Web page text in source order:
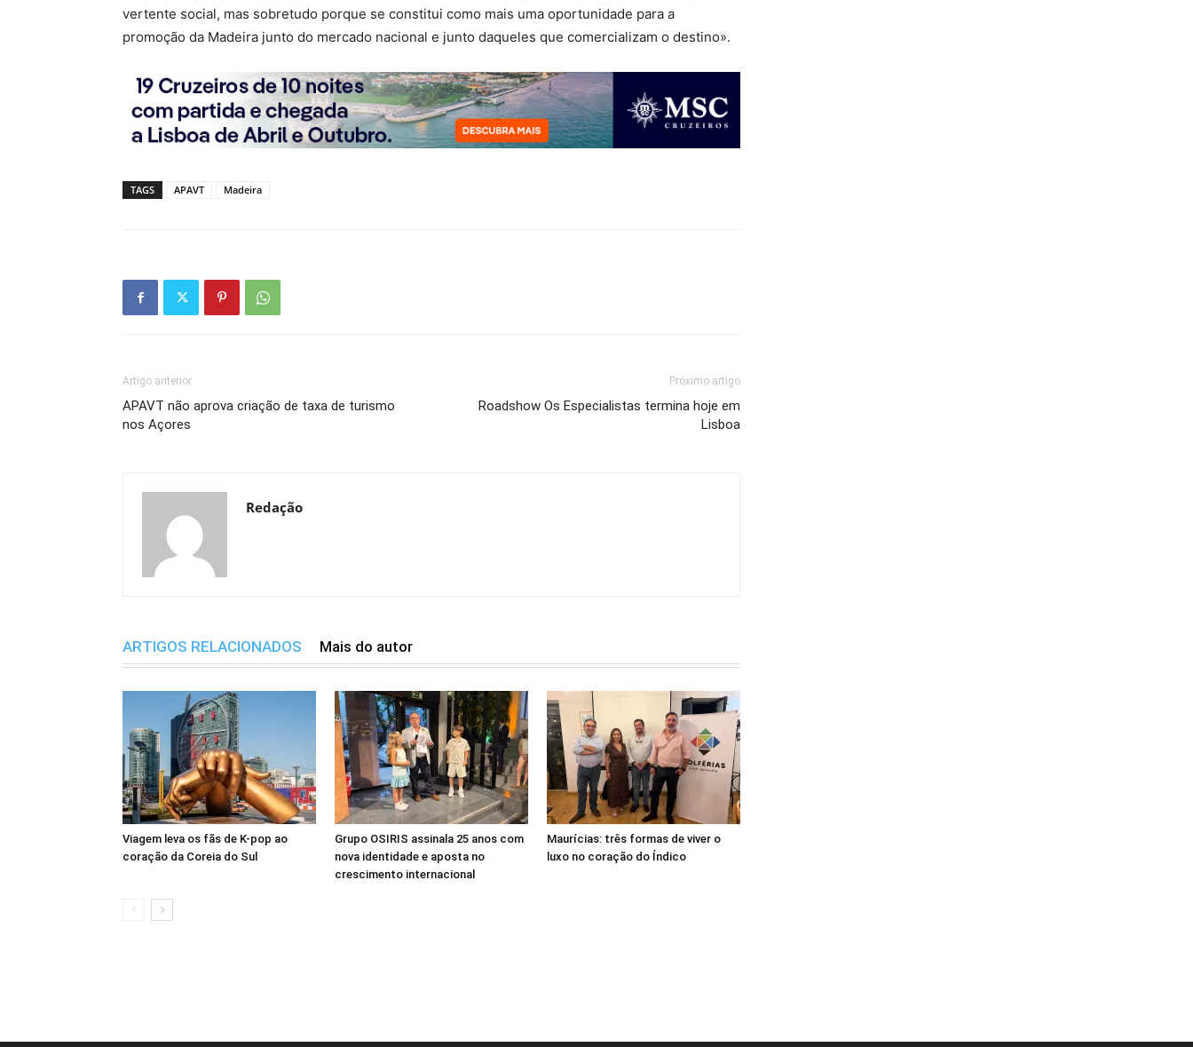
vertente social, mas sobretudo porque se constitui como mais uma oportunidade para a
promoção da Madeira junto do mercado nacional e junto daqueles que comercializam o destino».
TAGS APAVT Madeira
Artigo anterior
APAVT não aprova criação de taxa de turismo
nos Açores
Próximo artigo
Roadshow Os Especialistas termina hoje em
Lisboa
Redação
ARTIGOS RELACIONADOS Mais do autor
Viagem leva os fãs de K-pop ao
coração da Coreia do Sul
Grupo OSIRIS assinala 25 anos com
nova identidade e aposta no
crescimento internacional
Maurícias: três formas de viver o
luxo no coração do Índico